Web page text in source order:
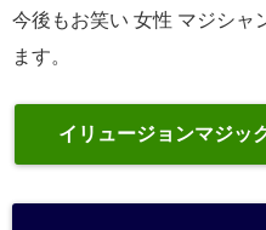
今後もお笑い 女性 マジシャ
ます。
イリュージョンマジッ